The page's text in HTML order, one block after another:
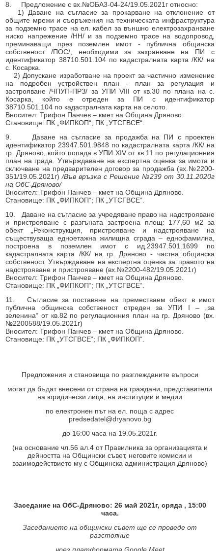
8. Предложение с вх.№ОБА3-04-24/19.05.2021г относно:
1) Даване на съгласие за прокарване на отклонение от
общите мрежи и съоръжения на техническата инфраструктура
за подземно трасе на ел. кабел за външно електрозахранване
ниско напрежение /НН/ и за подземно трасе на водопровод,
преминаващи през поземлен имот - публична общинска
собственост /ПОС/, необходими за захранване на ПИ с
идентификатор 38710.501.104 по кадастралната карта /КК/ на
с. Косарка.
2) Допускане изработване на проект за частично изменение
на подробен устройствен план - план за регулация и
застрояване /ЧПУП-ПРЗ/ за УПИ VIII от кв.30 по плана на с.
Косарка, който е отреден за ПИ с идентификатор
38710.501.104 по кадастралната карта на селото.
Вносител: Трифон Панчев – кмет на Община Дряново.
Становище: ПК „ФИПКОП“; ПК „УТСГВСЕ“.
9. Даване на съгласие за продажба на ПИ с проектен
идентификатор 23947.501.9848 по кадастралната карта /КК/ на
гр. Дряново, който попада в УПИ XIV от кв.11 по регулационния
план на града. Утвърждаване на експертна оценка за имота и
сключване на предварителен договор за продажба (вх.№2200-
351/19.05.2021г)/Във връзка с Решение №239 от 30.11.2020г
на ОбС-Дряново/
Вносител: Трифон Панчев – кмет на Община Дряново.
Становище: ПК „ФИПКОП“; ПК „УТСГВСЕ“.
10. Даване на съгласие за учредяване право на надстрояване
и пристрояване с разгъната застроена площ: 177,60 м2 за
обект „Реконструкция, пристрояване и надстрояване на
съществуваща едноетажна жилищна сграда – еднофамилна,
построена в поземлен имот с ид.23947.501.1699 по
кадастралната карта /КК/ на гр. Дряново - частна общинска
собственост. Утвърждаване на експертна оценка за правото на
надстрояване и пристрояване (вх.№2200-482/19.05.2021г)
Вносител: Трифон Панчев – кмет на Община Дряново.
Становище: ПК „ФИПКОП“; ПК „УТСГВСЕ“.
11. Съгласие за поставяне на преместваем обект в имот
публична общинска собственост отреден за УПИ I – „за
зеленина“ от кв.82 по регулационния план на гр. Дряново (вх.
№2200588/19.05.2021г)
Вносител: Трифон Панчев – кмет на Община Дряново.
Становище: ПК „УТСГВСЕ“; ПК „ФИПКОП“.
Предложения и становища по разглежданите въпроси
могат да бъдат внесени от страна на граждани, представители
на юридически лица, на институции и медии
по електронен път на ел. поща с адрес
predsedatel@dryanovo.bg
до 16:00 часа на 19.05.2021г.
(на основание чл.56 ал.4 от Правилника за организацията и
дейността на Общински съвет, неговите комисии и
взаимодействието му с Общинска администрация Дряново)
Заседание на ОбС-Дряново: 26 май 2021г, сряда , 15:00
часа.
Заседанието на общински съвет ще се проведе от
разстояние